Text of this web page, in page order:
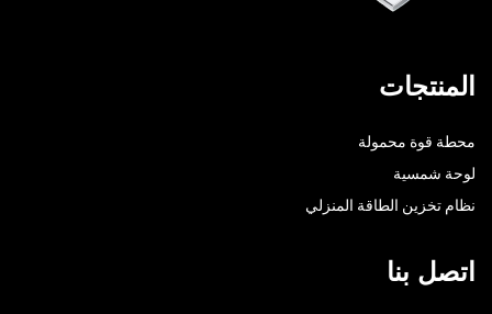
المنتجات
محطة قوة محمولة
لوحة شمسية
نظام تخزين الطاقة المنزلي
اتصل بنا